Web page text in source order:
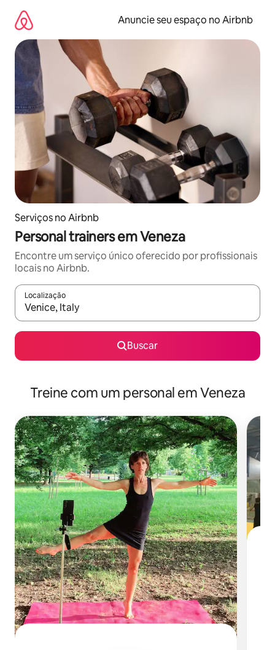
para
conteúdo
Anuncie seu espaço no Airbnb
Serviços no Airbnb
Personal trainers em Veneza
Encontre um serviço único oferecido por profissionais
locais no Airbnb.
Localização
Quando os resultados estiverem disponíveis, explore-os
Buscar
Treine com um personal em Veneza